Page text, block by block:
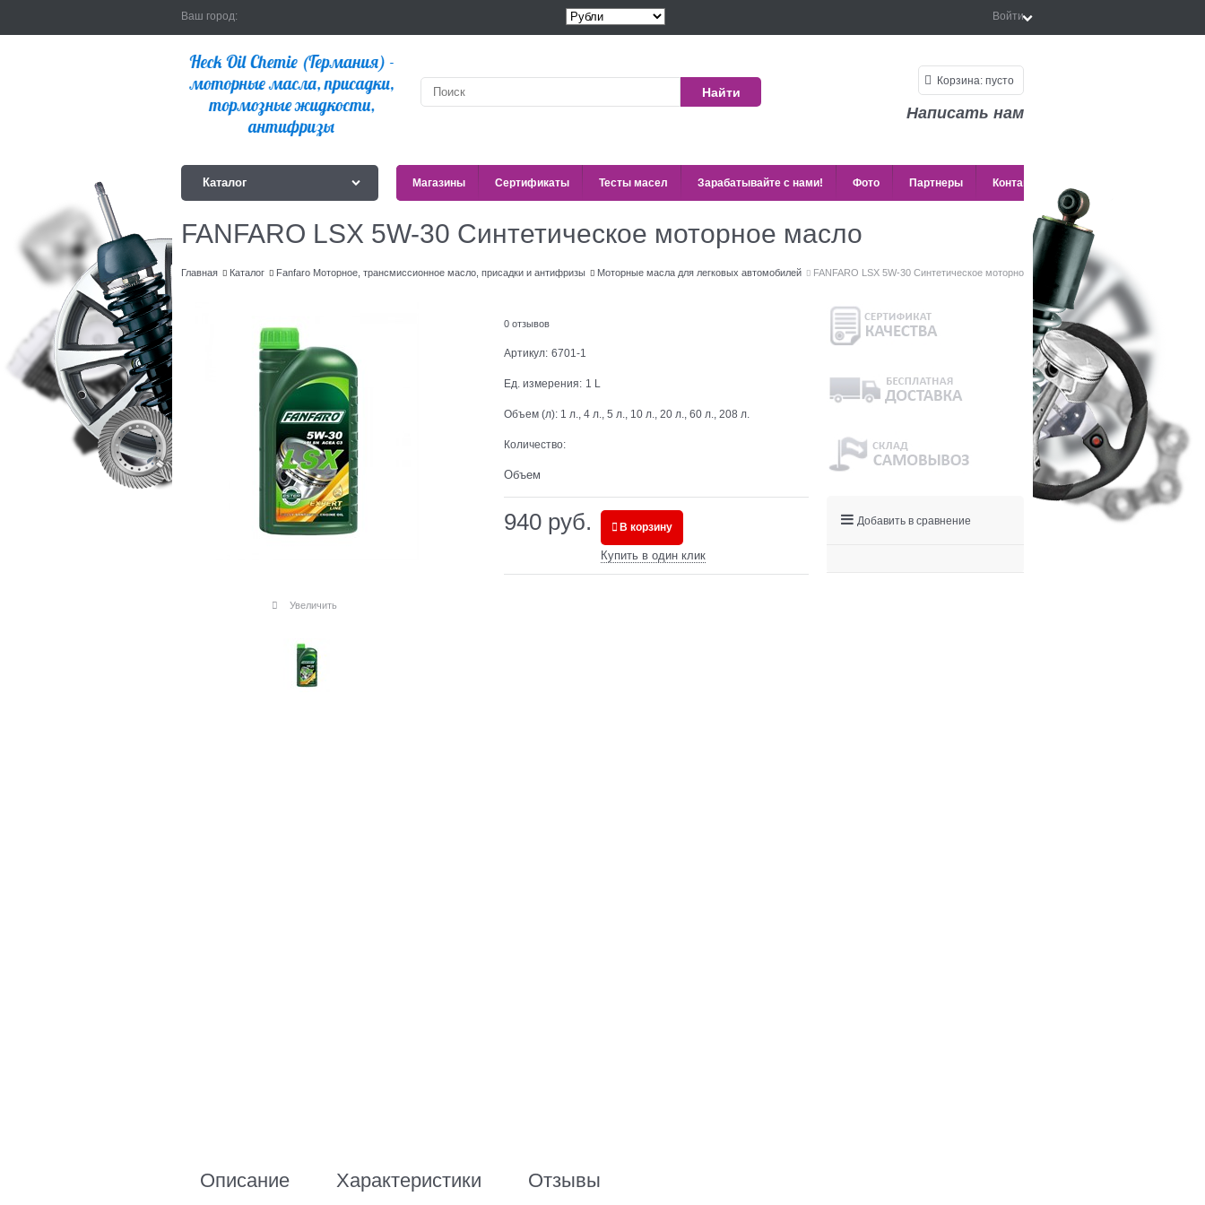
Ваш город: Войти
Найти
Корзина: пусто
Написать нам
Каталог Магазины Сертификаты Тесты масел Зарабатывайте с нами! Фото Партнеры Контакты
FANFARO LSX 5W-30 Синтетическое моторное масло
Главная Каталог Fanfaro Моторное, трансмиссионное масло, присадки и антифризы Моторные масла для легковых автомобилей FANFARO LSX 5W-30 Синтетическое моторное масло
Увеличить
0 отзывов
Артикул: 6701-1
Ед. измерения: 1 L
Объем (л): 1 л., 4 л., 5 л., 10 л., 20 л., 60 л., 208 л.
Количество:
Объем
940 руб. В корзину
Купить в один клик
Описание Характеристики Отзывы
Добавить в сравнение